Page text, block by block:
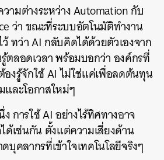
ามต่างระหว่าง Automation กับ
ว่า ขณะที่ระบบอัตโนมัติทำงาน
ทว่า AI กลับคิดได้ด้วยตัวเองจาก
ตลอดเวลา พร้อมบอกว่า องค์กรที่
งรู้จักใช้ AI ไม่ใช่แค่เพื่อลดต้นทุน
ละโอกาสใหม่ๆ
การใช้ AI อย่างไร้ทิศทางอาจ
ด้เช่นกัน ตั้งแต่ความเสี่ยงด้าน
บุคลากรที่เข้าใจเทคโนโลยีจริงๆ